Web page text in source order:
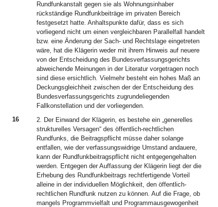
Rundfunkanstalt gegen sie als Wohnungsinhaber
rückständige Rundfunkbeiträge im privaten Bereich
festgesetzt hatte. Anhaltspunkte dafür, dass es sich
vorliegend nicht um einen vergleichbaren Parallelfall handelt
bzw. eine Änderung der Sach- und Rechtslage eingetreten
wäre, hat die Klägerin weder mit ihrem Hinweis auf neuere
von der Entscheidung des Bundesverfassungsgerichts
abweichende Meinungen in der Literatur vorgetragen noch
sind diese ersichtlich. Vielmehr besteht ein hohes Maß an
Deckungsgleichheit zwischen der der Entscheidung des
Bundesverfassungsgerichts zugrundeliegenden
Fallkonstellation und der vorliegenden.
16
2. Der Einwand der Klägerin, es bestehe ein „generelles
strukturelles Versagen“ des öffentlich-rechtlichen
Rundfunks, die Beitragspflicht müsse daher solange
entfallen, wie der verfassungswidrige Umstand andauere,
kann der Rundfunkbeitragspflicht nicht entgegengehalten
werden. Entgegen der Auffassung der Klägerin liegt der die
Erhebung des Rundfunkbeitrags rechtfertigende Vorteil
alleine in der individuellen Möglichkeit, den öffentlich-
rechtlichen Rundfunk nutzen zu können. Auf die Frage, ob
mangels Programmvielfalt und Programmausgewogenheit